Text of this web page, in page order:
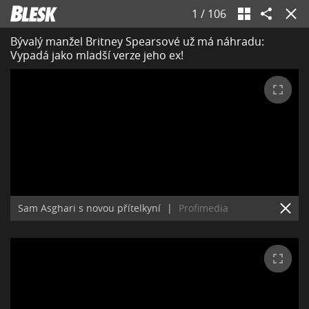
1 / 106
Bývalý manžel Britney Spearsové už má náhradu:
Vypadá jako mladší verze jeho ex!
Sam Asghari s novou přítelkyní | Profimedia